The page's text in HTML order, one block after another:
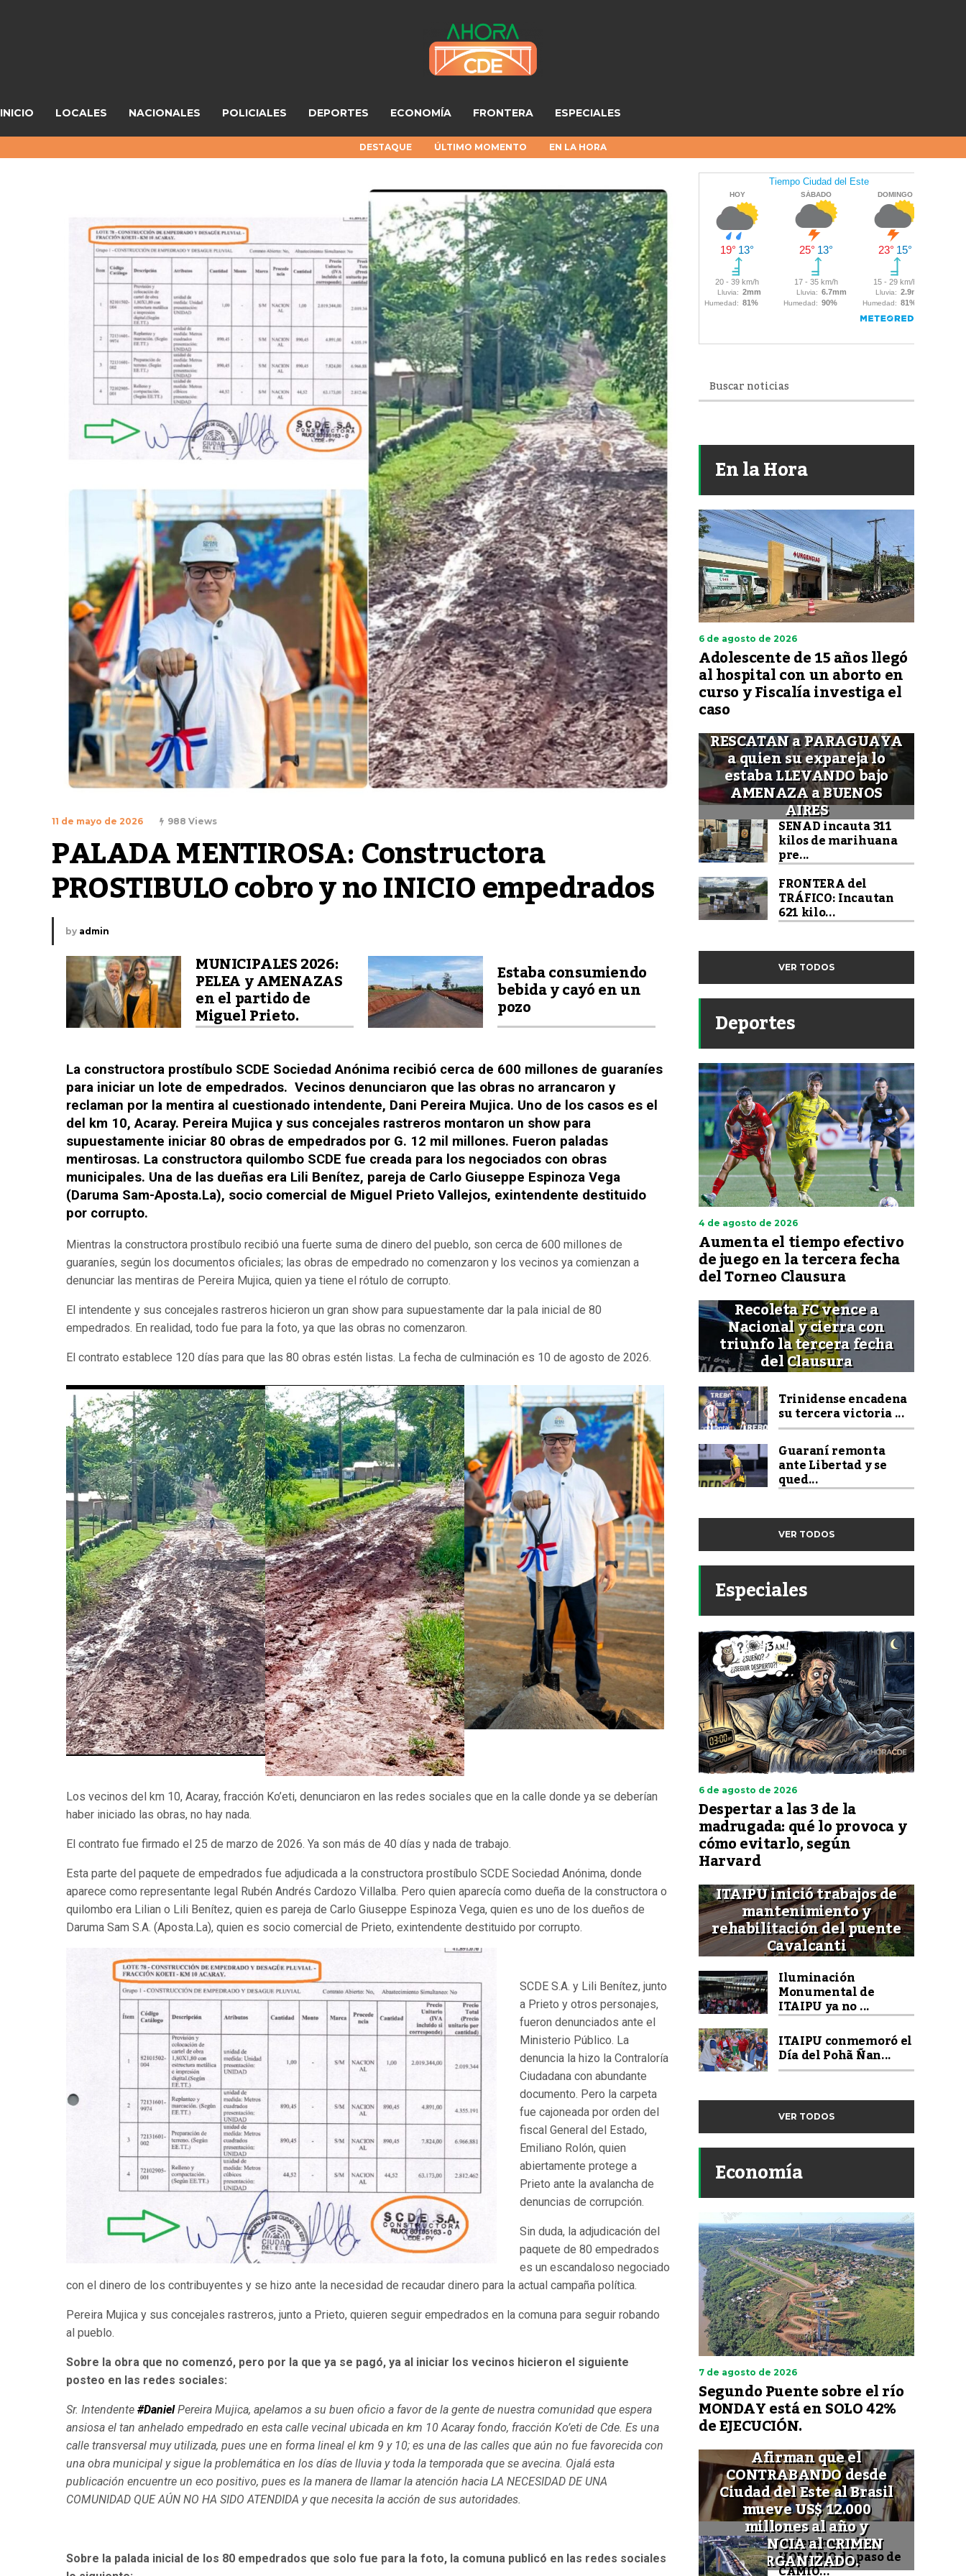
INICIO LOCALES NACIONALES POLICIALES DEPORTES ECONOMÍA FRONTERA ESPECIALES
DESTAQUE ÚLTIMO MOMENTO EN LA HORA
11 de mayo de 2026 988 Views
PALADA MENTIROSA: Constructora
PROSTIBULO cobro y no INICIO empedrados
by admin
MUNICIPALES 2026:
PELEA y AMENAZAS
en el partido de
Miguel Prieto.
Estaba consumiendo
bebida y cayó en un
pozo
La constructora prostíbulo SCDE Sociedad Anónima recibió cerca de 600 millones de guaraníes
para iniciar un lote de empedrados. Vecinos denunciaron que las obras no arrancaron y
reclaman por la mentira al cuestionado intendente, Dani Pereira Mujica. Uno de los casos es el
del km 10, Acaray. Pereira Mujica y sus concejales rastreros montaron un show para
supuestamente iniciar 80 obras de empedrados por G. 12 mil millones. Fueron paladas
mentirosas. La constructora quilombo SCDE fue creada para los negociados con obras
municipales. Una de las dueñas era Lili Benítez, pareja de Carlo Giuseppe Espinoza Vega
(Daruma Sam-Aposta.La), socio comercial de Miguel Prieto Vallejos, exintendente destituido
por corrupto.
Mientras la constructora prostíbulo recibió una fuerte suma de dinero del pueblo, son cerca de 600 millones de
guaraníes, según los documentos oficiales; las obras de empedrado no comenzaron y los vecinos ya comienzan a
denunciar las mentiras de Pereira Mujica, quien ya tiene el rótulo de corrupto.
El intendente y sus concejales rastreros hicieron un gran show para supuestamente dar la pala inicial de 80
empedrados. En realidad, todo fue para la foto, ya que las obras no comenzaron.
El contrato establece 120 días para que las 80 obras estén listas. La fecha de culminación es 10 de agosto de 2026.
Los vecinos del km 10, Acaray, fracción Ko’eti, denunciaron en las redes sociales que en la calle donde ya se deberían
haber iniciado las obras, no hay nada.
El contrato fue firmado el 25 de marzo de 2026. Ya son más de 40 días y nada de trabajo.
Esta parte del paquete de empedrados fue adjudicada a la constructora prostíbulo SCDE Sociedad Anónima, donde
aparece como representante legal Rubén Andrés Cardozo Villalba. Pero quien aparecía como dueña de la constructora o
quilombo era Lilian o Lili Benítez, quien es pareja de Carlo Giuseppe Espinoza Vega, quien es uno de los dueños de
Daruma Sam S.A. (Aposta.La), quien es socio comercial de Prieto, exintendente destituido por corrupto.
SCDE S.A. y Lili Benítez, junto
a Prieto y otros personajes,
fueron denunciados ante el
Ministerio Público. La
denuncia la hizo la Contraloría
Ciudadana con abundante
documento. Pero la carpeta
fue cajoneada por orden del
fiscal General del Estado,
Emiliano Rolón, quien
abiertamente protege a
Prieto ante la avalancha de
denuncias de corrupción.
Sin duda, la adjudicación del
paquete de 80 empedrados
es un escandaloso negociado
con el dinero de los contribuyentes y se hizo ante la necesidad de recaudar dinero para la actual campaña política.
Pereira Mujica y sus concejales rastreros, junto a Prieto, quieren seguir empedrados en la comuna para seguir robando
al pueblo.
Sobre la obra que no comenzó, pero por la que ya se pagó, ya al iniciar los vecinos hicieron el siguiente
posteo en las redes sociales:
Sr. Intendente #DanielPereira Mujica, apelamos a su buen oficio a favor de la gente de nuestra comunidad que espera
ansiosa el tan anhelado empedrado en esta calle vecinal ubicada en km 10 Acaray fondo, fracción Ko’eti de Cde. Es una
calle transversal muy utilizada, pues une en forma lineal el km 9 y 10; es una de las calles que aún no fue favorecida con
una obra municipal y sigue la problemática en los días de lluvia y toda la temporada que se avecina. Ojalá esta
publicación encuentre un eco positivo, pues es la manera de llamar la atención hacia LA NECESIDAD DE UNA
COMUNIDAD QUE AÚN NO HA SIDO ATENDIDA y que necesita la acción de sus autoridades.
Sobre la palada inicial de los 80 empedrados que solo fue para la foto, la comuna publicó en las redes sociales
En la Hora
6 de agosto de 2026
Adolescente de 15 años llegó
al hospital con un aborto en
curso y Fiscalía investiga el
caso
RESCATAN a PARAGUAYA
a quien su expareja lo
estaba LLEVANDO bajo
AMENAZA a BUENOS
AIRES
SENAD incauta 311
kilos de marihuana
pre...
FRONTERA del
TRÁFICO: Incautan
621 kilo...
VER TODOS
Deportes
4 de agosto de 2026
Aumenta el tiempo efectivo
de juego en la tercera fecha
del Torneo Clausura
Recoleta FC vence a
Nacional y cierra con
triunfo la tercera fecha
del Clausura
Trinidense encadena
su tercera victoria ...
Guaraní remonta
ante Libertad y se
qued...
VER TODOS
Especiales
6 de agosto de 2026
Despertar a las 3 de la
madrugada: qué lo provoca y
cómo evitarlo, según
Harvard
ITAIPU inició trabajos de
mantenimiento y
rehabilitación del puente
Cavalcanti
Iluminación
Monumental de
ITAIPU ya no ...
ITAIPU conmemoró el
Día del Pohã Ñan...
VER TODOS
Economía
7 de agosto de 2026
Segundo Puente sobre el río
MONDAY está en SOLO 42%
de EJECUCIÓN.
Afirman que el
CONTRABANDO desde
Ciudad del Este al Brasil
mueve US$ 12.000
millones al año y
FINANCIA al CRIMEN
ORGANIZADO.
Quieren cambiar
HORARIO de paso de
CAMIO...